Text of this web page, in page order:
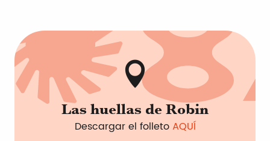
Las huellas de Robin
Descargar el folleto AQUÍ